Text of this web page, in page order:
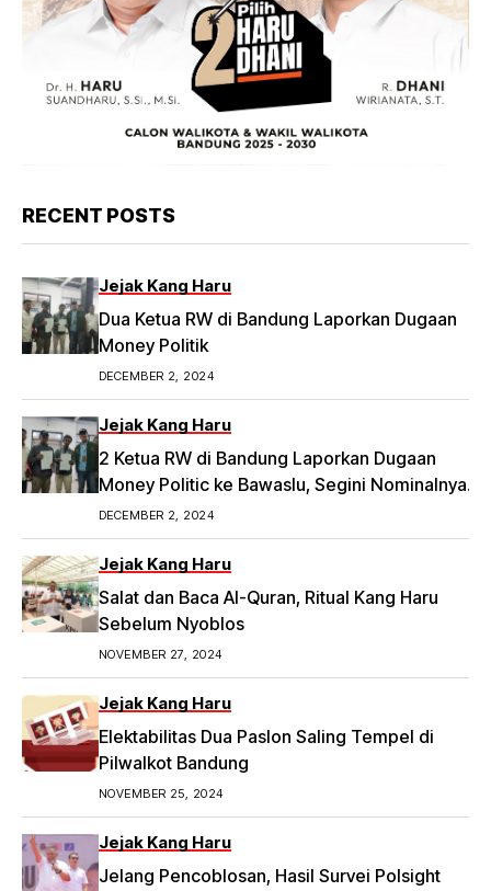
RECENT POSTS
Jejak Kang Haru
Dua Ketua RW di Bandung Laporkan Dugaan
Money Politik
DECEMBER 2, 2024
Jejak Kang Haru
2 Ketua RW di Bandung Laporkan Dugaan
Money Politic ke Bawaslu, Segini Nominalnya
Artikel ini telah tayang di Tribunpriangan.com
dengan judul 2 Ketua RW di Bandung Laporkan
Dugaan Money Politic ke Bawaslu, Segini
Nominalnya,
https://priangan.tribunnews.com/2024/11/30/2-
DECEMBER 2, 2024
Jejak Kang Haru
Salat dan Baca Al-Quran, Ritual Kang Haru
Sebelum Nyoblos
NOVEMBER 27, 2024
Jejak Kang Haru
Elektabilitas Dua Paslon Saling Tempel di
Pilwalkot Bandung
NOVEMBER 25, 2024
Jejak Kang Haru
Jelang Pencoblosan, Hasil Survei Polsight